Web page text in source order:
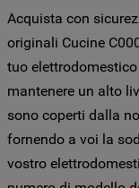
Acquista con
originali Cucine
tuo
mantenere un alto
sono coperti dalla
fornendo a voi la
vostro
consentono
cookie
"ACCETTO
all'utilizzo
per tali
“VOGLIO
SUI